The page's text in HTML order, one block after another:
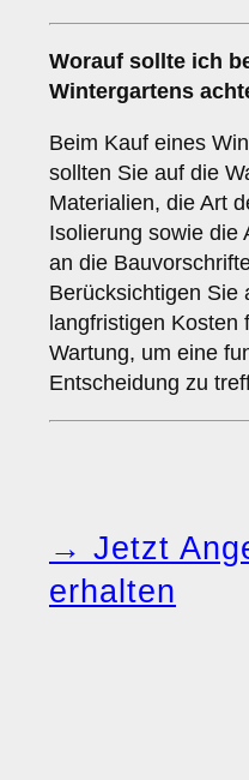
Worauf sollte ich
Wintergartens
Beim Kauf eines
sollten Sie auf die
Materialien, die Art
Isolierung sowie die
an die
Berücksichtigen Sie
langfristigen Kosten
Wartung, um eine
Entscheidung zu
→ Jetzt
erhalten